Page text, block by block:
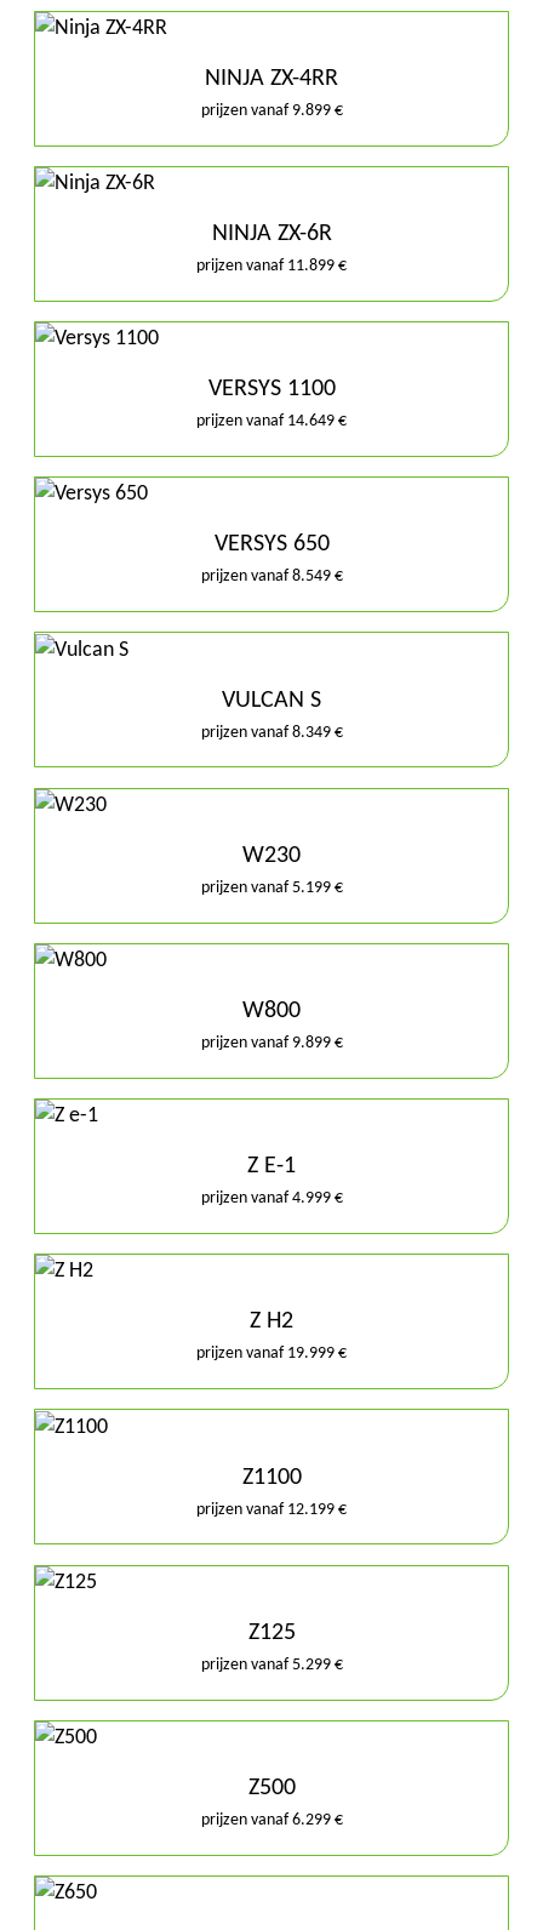
NINJA ZX-4RR
prijzen vanaf 9.899 €
NINJA ZX-6R
prijzen vanaf 11.899 €
VERSYS 1100
prijzen vanaf 14.649 €
VERSYS 650
prijzen vanaf 8.549 €
VULCAN S
prijzen vanaf 8.349 €
W230
prijzen vanaf 5.199 €
W800
prijzen vanaf 9.899 €
Z E-1
prijzen vanaf 4.999 €
Z H2
prijzen vanaf 19.999 €
Z1100
prijzen vanaf 12.199 €
Z125
prijzen vanaf 5.299 €
Z500
prijzen vanaf 6.299 €